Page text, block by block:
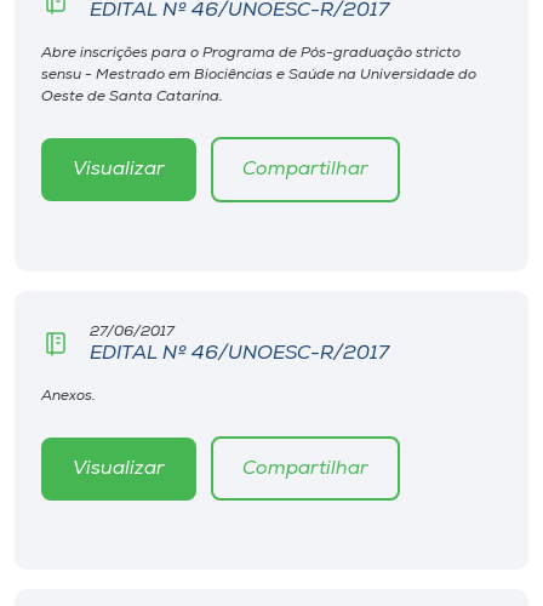
Editora
Rádio
Store
Selecione
EDITAL Nº 46/UNOESC-R/2017
Abre inscrições para o Programa de Pós-graduação stricto
sensu - Mestrado em Biociências e Saúde na Universidade do
Oeste de Santa Catarina.
Visualizar Compartilhar
27/06/2017
EDITAL Nº 46/UNOESC-R/2017
Anexos.
Visualizar Compartilhar